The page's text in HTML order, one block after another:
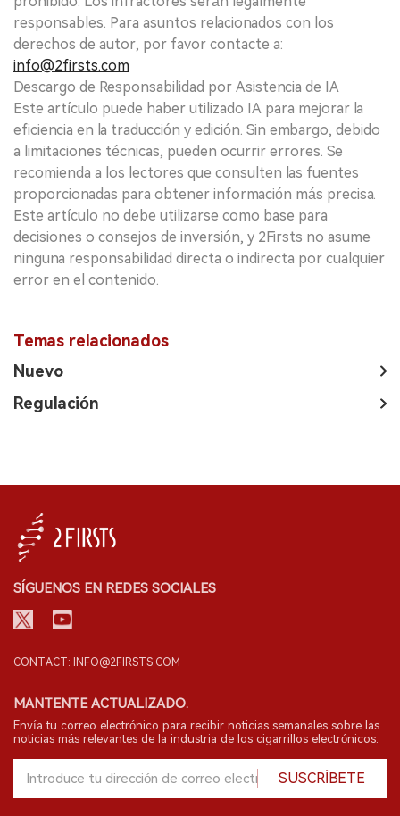
responsables. Para asuntos relacionados con los
derechos de autor, por favor contacte a:
info@2firsts.com
Descargo de Responsabilidad por Asistencia de IA
Este artículo puede haber utilizado IA para mejorar la
eficiencia en la traducción y edición. Sin embargo, debido
a limitaciones técnicas, pueden ocurrir errores. Se
recomienda a los lectores que consulten las fuentes
proporcionadas para obtener información más precisa.
Este artículo no debe utilizarse como base para
decisiones o consejos de inversión, y 2Firsts no asume
ninguna responsabilidad directa o indirecta por cualquier
error en el contenido.
Temas relacionados
Nuevo
Regulación
SÍGUENOS EN REDES SOCIALES
CONTACT: INFO@2FIRSTS.COM
MANTENTE ACTUALIZADO.
Envía tu correo electrónico para recibir noticias semanales sobre las
noticias más relevantes de la industria de los cigarrillos electrónicos.
SUSCRÍBETE